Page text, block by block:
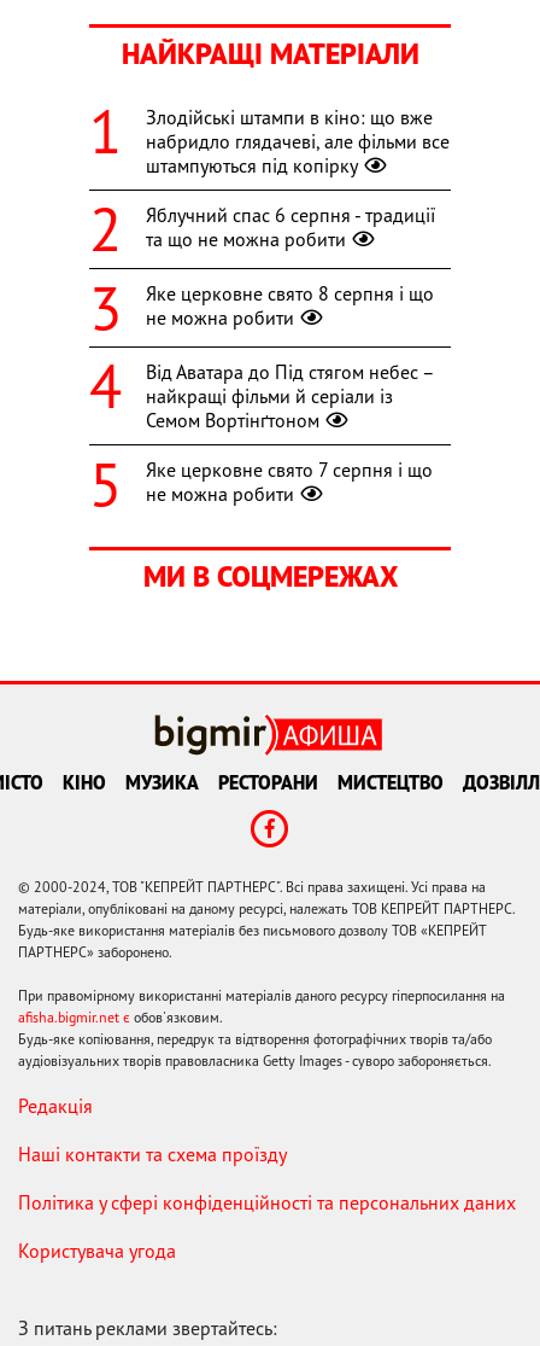
НАЙКРАЩІ МАТЕРІАЛИ
Злодійські штампи в кіно: що вже
набридло глядачеві, але фільми все
штампуються під копірку
Яблучний спас 6 серпня - традиції
та що не можна робити
Яке церковне свято 8 серпня і що
не можна робити
Від Аватара до Під стягом небес –
найкращі фільми й серіали із
Семом Вортінґтоном
Яке церковне свято 7 серпня і що
не можна робити
МИ В СОЦМЕРЕЖАХ
КІНО МУЗИКА РЕСТОРАНИ МИСТЕЦТВО
© 2000-2024, ТОВ "КЕПРЕЙТ ПАРТНЕРС". Всі права захищені. Усі права на
матеріали, опубліковані на даному ресурсі, належать ТОВ КЕПРЕЙТ ПАРТНЕРС.
Будь-яке використання матеріалів без письмового дозволу ТОВ «КЕПРЕЙТ
ПАРТНЕРС» заборонено.
При правомірному використанні матеріалів даного ресурсу гіперпосилання на
afisha.bigmir.net є обов'язковим.
Будь-яке копіювання, передрук та відтворення фотографічних творів та/або
аудіовізуальних творів правовласника Getty Images - суворо забороняється.
Редакція
Наші контакти та схема проїзду
Політика у сфері конфіденційності та персональних даних
Користувача угода
З питань реклами звертайтесь: